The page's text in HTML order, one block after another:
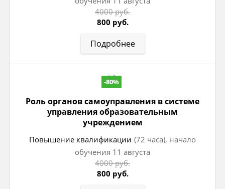
4000 руб.
800 руб.
Подробнее
-80%
Роль органов самоуправления в системе
управления образовательным
учреждением
Повышение квалификации (72 часа), начало
обучения 11 августа
4000 руб.
800 руб.